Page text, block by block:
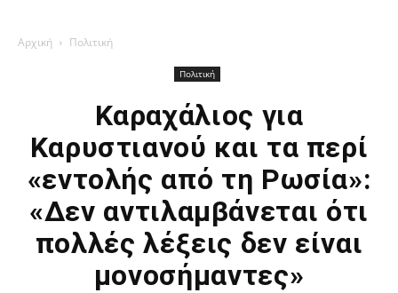
Αρχική Πολιτική
Πολιτική
Καραχάλιος για
Καρυστιανού και τα περί
«εντολής από τη Ρωσία»:
«Δεν αντιλαμβάνεται ότι
πολλές λέξεις δεν είναι
μονοσήμαντες»